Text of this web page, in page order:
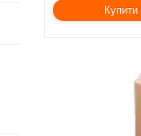
Купити